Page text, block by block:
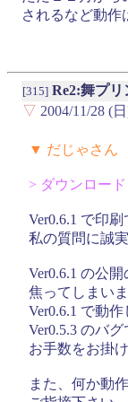
されるなど動作
[315] Re2:舞プ
▽ 2004/11/28 (
▼ だじゃさん
> ダウンロー
Ver0.6.1 で印
私の質問に誠
Ver0.6.1 の公
焦ってしまいま
Ver0.6.1 で動
Ver0.5.3 のバ
お手数をお掛
また、何か動